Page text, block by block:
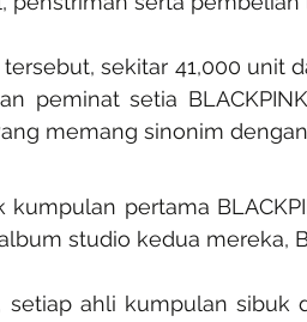
sekitar 41,000 unit
peminat setia
memang sinonim
kumpulan pertama
studio kedua mereka,
setiap ahli kumpulan sibuk